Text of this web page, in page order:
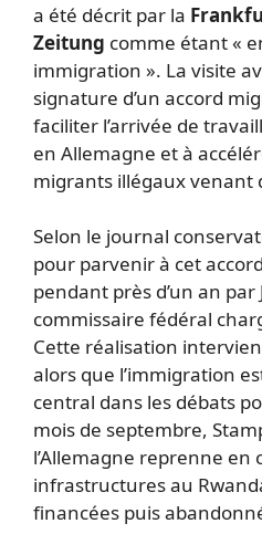
a été décrit par la
Zeitung comme étant «
immigration ». La visite
signature d’un accord
faciliter l’arrivée de
en Allemagne et à
migrants illégaux venant
Selon le journal
pour parvenir à cet
pendant près d’un an par
commissaire fédéral
Cette réalisation
alors que l’immigration
central dans les débats
mois de septembre,
l’Allemagne reprenne en
infrastructures au
financées puis